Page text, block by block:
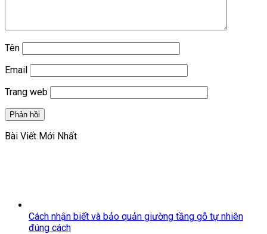
Tên
Email
Trang web
Bài Viết Mới Nhất
Cách nhận biết và bảo quản giường tầng gỗ tự nhiên
đúng cách